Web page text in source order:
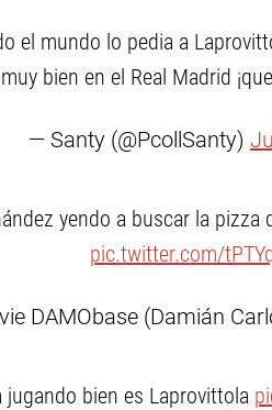
el mundo lo pedia a
bien en el Real Madrid
— Santy (@PcollSanty)
yendo a buscar la
pic.twitter.com/
DAMObase (Damián
jugando bien es Laprovittola